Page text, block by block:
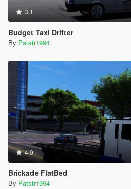
3.1
Budget Taxi Drifter
By Patsir1994
4.0
Brickade FlatBed
By Patsir1994